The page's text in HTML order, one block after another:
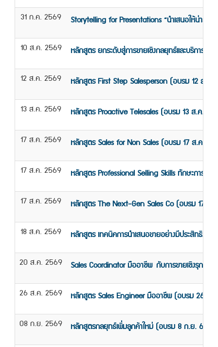
31 ก.ค. 2569 Storytelling for Presentations “นำเสนอให้น่าสนใ
10 ส.ค. 2569 หลักสูตร ยกระดับสู่การขายเชิงกลยุทธ์และบริการเ
12 ส.ค. 2569 หลักสูตร First Step Salesperson (อบรม 12 ส.ค.
13 ส.ค. 2569 หลักสูตร Proactive Telesales (อบรม 13 ส.ค.69)
17 ส.ค. 2569 หลักสูตร Sales for Non Sales (อบรม 17 ส.ค.
17 ส.ค. 2569 หลักสูตร Professional Selling Skills ทักษะการ
17 ส.ค. 2569 หลักสูตร The Next-Gen Sales Co (อบรม 17 ส.
18 ส.ค. 2569 หลักสูตร เทคนิคการนำเสนอขายอย่างมีประสิทธิภ
20 ส.ค. 2569 Sales Coordinator มืออาชีพ กับการขายเชิงรุก (
26 ส.ค. 2569 หลักสูตร Sales Engineer มืออาชีพ (อบรม 26 ส.
08 ก.ย. 2569 หลักสูตรกลยุทธ์เพิ่มลูกค้าใหม่ (อบรม 8 ก.ย. 69)